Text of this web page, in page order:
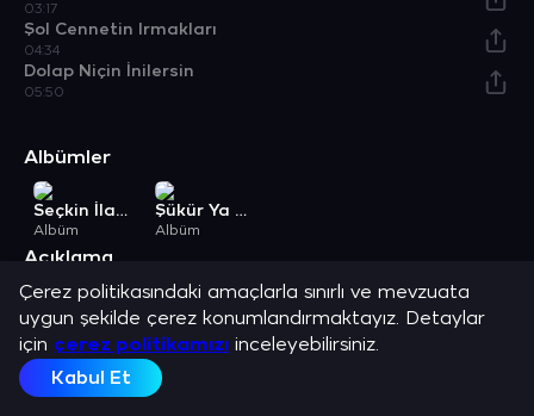
03:17
Şol Cennetin Irmakları
04:34
Dolap Niçin İnilersin
05:50
Albümler
Seçkin İlahiler
Albüm
Şükür Ya Rabbi
Albüm
Açıklama
Çerez politikasındaki amaçlarla sınırlı ve mevzuata
uygun şekilde çerez konumlandırmaktayız. Detaylar
için çerez politikamızı inceleyebilirsiniz.
Kabul Et